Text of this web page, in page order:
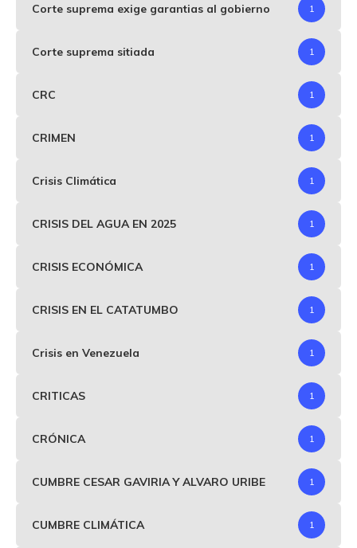
Corte suprema exige garantias al gobierno 1
Corte suprema sitiada 1
CRC 1
CRIMEN 1
Crisis Climática 1
CRISIS DEL AGUA EN 2025 1
CRISIS ECONÓMICA 1
CRISIS EN EL CATATUMBO 1
Crisis en Venezuela 1
CRITICAS 1
CRÓNICA 1
CUMBRE CESAR GAVIRIA Y ALVARO URIBE 1
CUMBRE CLIMÁTICA 1